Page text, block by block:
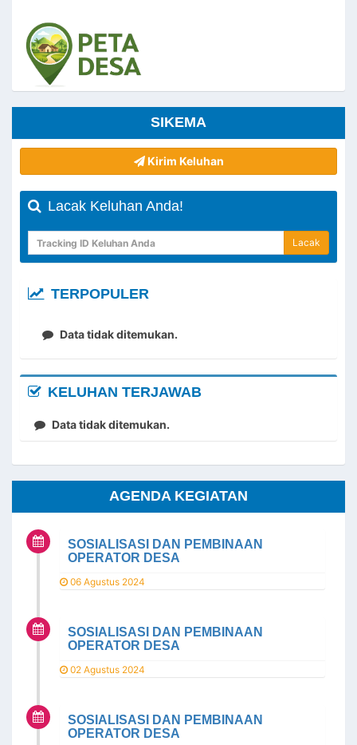
SIKEMA
Kirim Keluhan
Lacak Keluhan Anda!
Lacak
TERPOPULER
Data tidak ditemukan.
KELUHAN TERJAWAB
Data tidak ditemukan.
AGENDA KEGIATAN
SOSIALISASI DAN PEMBINAAN
OPERATOR DESA
06 Agustus 2024
SOSIALISASI DAN PEMBINAAN
OPERATOR DESA
02 Agustus 2024
SOSIALISASI DAN PEMBINAAN
OPERATOR DESA